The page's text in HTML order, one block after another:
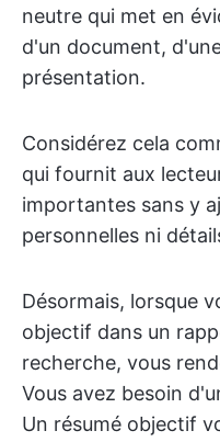
neutre qui met en
d'un document,
présentation.
Considérez cela
qui fournit aux
importantes sans y
personnelles ni
Désormais, lorsque
objectif dans un
recherche, vous
Vous avez besoin
Un résumé objectif